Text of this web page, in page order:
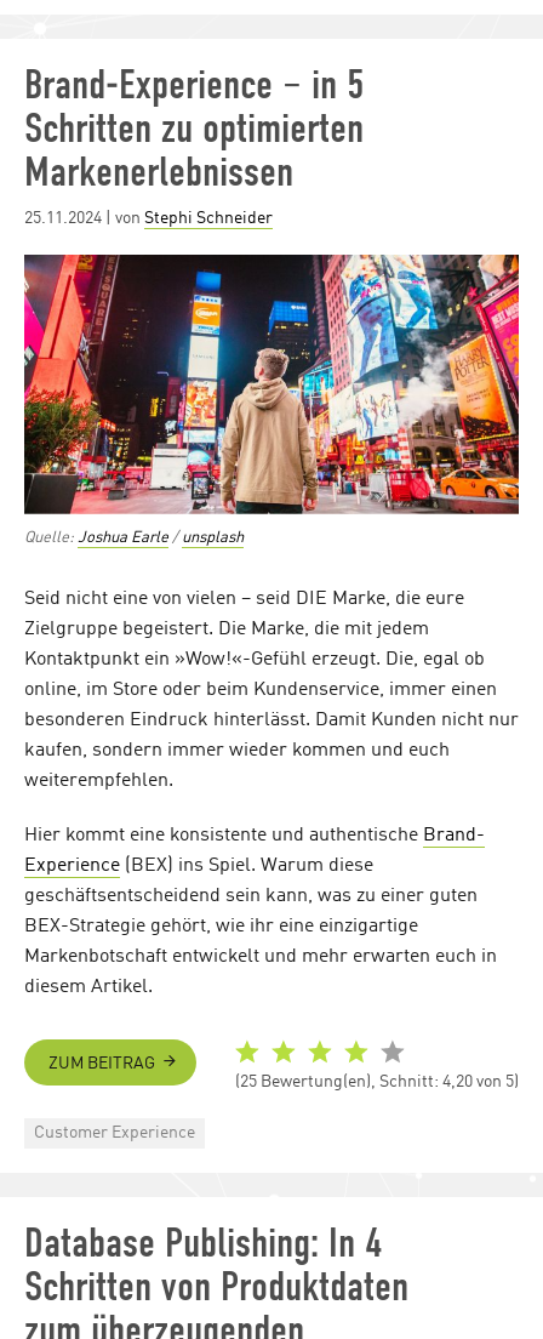
Brand-Experience – in 5
Schritten zu optimierten
Markenerlebnissen
Posted
25.11.2024 | von Stephi Schneider
Quelle: Joshua Earle /unsplash
Seid nicht eine von vielen – seid DIE Marke, die eure
Zielgruppe begeistert. Die Marke, die mit jedem
Kontaktpunkt ein »Wow!«-Gefühl erzeugt. Die, egal ob
online, im Store oder beim Kundenservice, immer einen
besonderen Eindruck hinterlässt. Damit Kunden nicht nur
kaufen, sondern immer wieder kommen und euch
weiterempfehlen.
Hier kommt eine konsistente und authentische Brand-
Experience (BEX) ins Spiel. Warum diese
geschäftsentscheidend sein kann, was zu einer guten
BEX-Strategie gehört, wie ihr eine einzigartige
Markenbotschaft entwickelt und mehr erwarten euch in
diesem Artikel.
ZUM BEITRAG
(25 Bewertung(en), Schnitt: 4,20 von 5)
Categories
Customer Experience
Database Publishing: In 4
Schritten von Produktdaten